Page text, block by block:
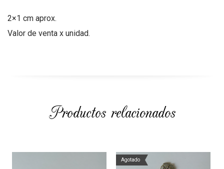
2×1 cm aprox.
Valor de venta x unidad.
Productos relacionados
Agotado